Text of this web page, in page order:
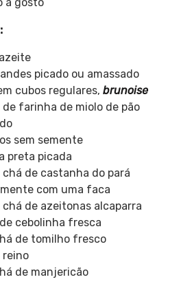
picado ou amassado
cubos regulares, brunoise
farinha de miolo de pão
sem semente
preta picada
de castanha do pará
com uma faca
de azeitonas alcaparra
cebolinha fresca
de tomilho fresco
reino
de manjericão